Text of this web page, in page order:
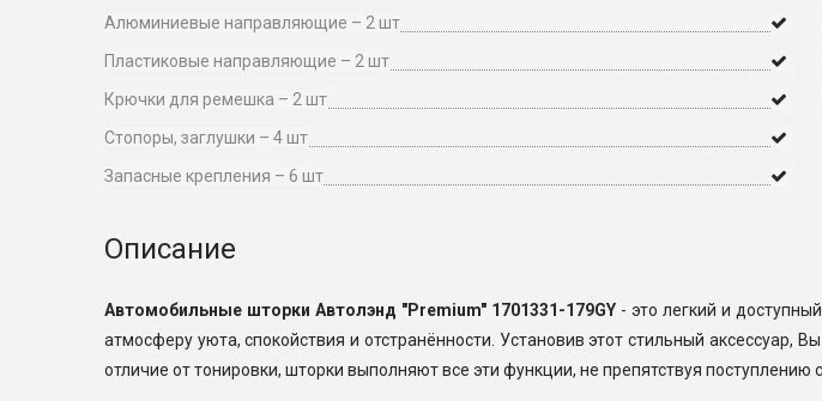
Алюминиевые направляющие – 2 шт
Пластиковые направляющие – 2 шт
Крючки для ремешка – 2 шт
Стопоры­, заглушки – 4 шт
Запасные крепления – 6 шт
Описание
Автомобильные шторки Автолэнд "Premium" 1701331-179GY- это легкий и
атмосферу уюта, спокойствия и отстранённости. Установив этот стильный аксессуар,
отличие от тонировки, шторки выполняют все эти функции, не препятствуя